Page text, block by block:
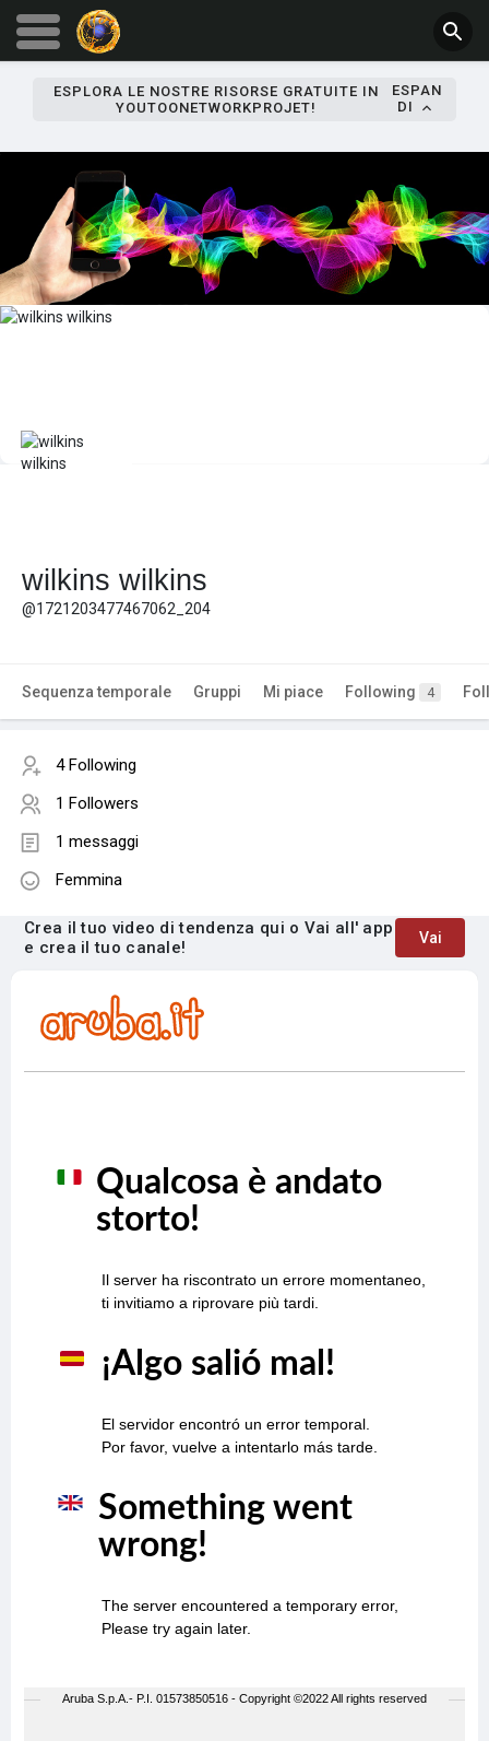
ESPLORA LE NOSTRE RISORSE GRATUITE IN
YOUTOONETWORKPROJET!
ESPAN
DI
wilkins wilkins
@1721203477467062_204
Sequenza temporale Gruppi Mi piace Following 4
4 Following
1 Followers
1 messaggi
Femmina
Crea il tuo video di tendenza qui o Vai all' app
e crea il tuo canale!
Vai